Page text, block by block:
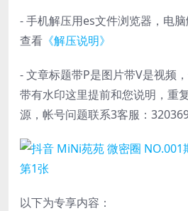
- 手机解压用es文件浏览器，电
查看 《解压说明》
- 文章标题带P是图片带V是视频
带有水印这里提前和您说明，重
源，帐号问题联系3客服：
以下为专享内容：